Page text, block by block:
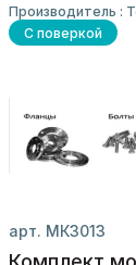
Производитель :
С поверкой
арт. МК3013